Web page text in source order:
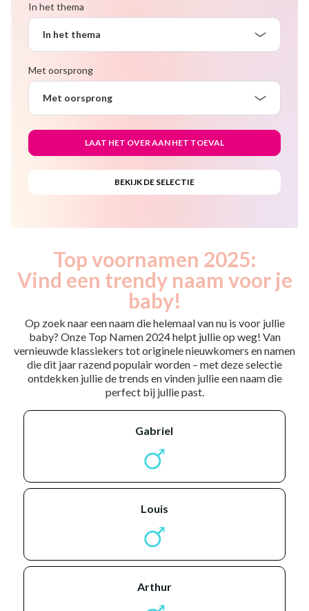
In het thema
In het thema
Met oorsprong
Met oorsprong
Top voornamen 2025:
Vind een trendy naam voor je
baby!
Op zoek naar een naam die helemaal van nu is voor jullie
baby? Onze Top Namen 2024 helpt jullie op weg! Van
vernieuwde klassiekers tot originele nieuwkomers en namen
die dit jaar razend populair worden – met deze selectie
ontdekken jullie de trends en vinden jullie een naam die
perfect bij jullie past.
gabriel
louis
arthur